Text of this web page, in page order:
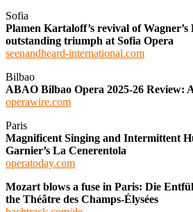
Sofia
Plamen Kartaloff’s revival of Wagner’s
outstanding triumph at Sofia Opera
seenandheard-international.com
Bilbao
ABAO Bilbao Opera 2025-26 Review:
operawire.com
Paris
Magnificent Singing and Intermittent
Garnier’s La Cenerentola
operatoday.com
Mozart blows a fuse in Paris: Die
the Théâtre des Champs-Élysées